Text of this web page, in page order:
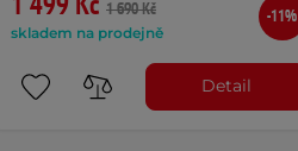
1 690 Kč
skladem na prodejně
-11%
Detail